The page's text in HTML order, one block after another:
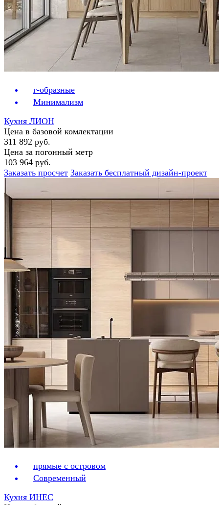
г-образные
Минимализм
Кухня ЛИОН
Цена в базовой комлектации
311 892 руб.
Цена за погонный метр
103 964 руб.
Заказать просчет Заказать бесплатный дизайн-проект
прямые с островом
Современный
Кухня ИНЕС